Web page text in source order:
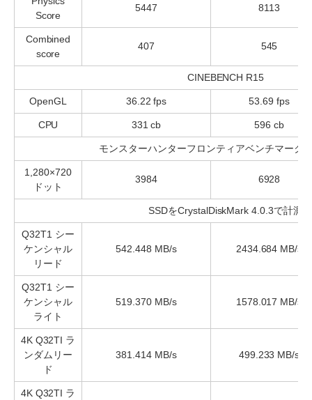
Score
5447 8113
Combined
score
407 545
CINEBENCH R15
OpenGL 36.22 fps 53.69 fps
CPU 331 cb 596 cb
モンスターハンターフロンティアベンチマーク
1,280×720
ドット
3984 6928
SSDをCrystalDiskMark 4.0.3で計測
Q32T1 シー
ケンシャル
リード
542.448 MB/s 2434.684 MB/s
Q32T1 シー
ケンシャル
ライト
519.370 MB/s 1578.017 MB/s
4K Q32TI ラ
ンダムリー
ド
381.414 MB/s 499.233 MB/s
4K Q32TI ラ